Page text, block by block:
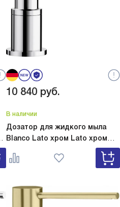
10 840 руб.
В наличии
Дозатор для жидкого мыла
Blanco Lato хром Lato хром